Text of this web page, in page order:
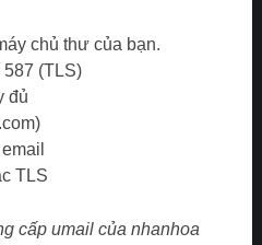
chủ thư của bạn.
(TLS)
đủ
TLS
cấp umail của nhanhoa